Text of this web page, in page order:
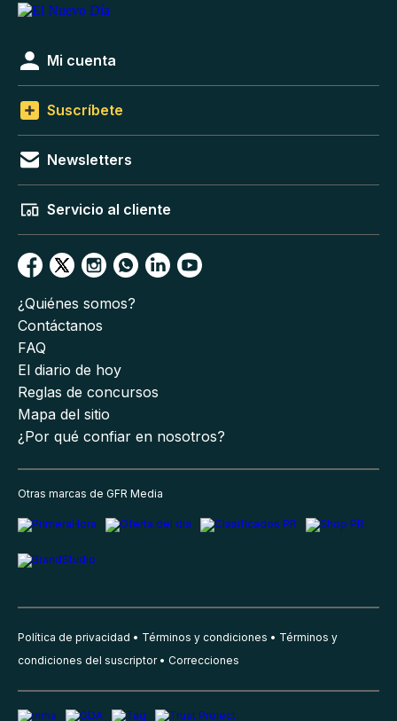
Mi cuenta
Suscríbete
Newsletters
Servicio al cliente
¿Quiénes somos?
Contáctanos
FAQ
El diario de hoy
Reglas de concursos
Mapa del sitio
¿Por qué confiar en nosotros?
Otras marcas de GFR Media
Política de privacidad Términos y condiciones
Términos y
condiciones del suscriptor
Correcciones